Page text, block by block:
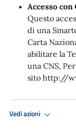
Accesso
Questo
di una
Carta
abilitare la
una CNS,
sito http://
Vedi azioni